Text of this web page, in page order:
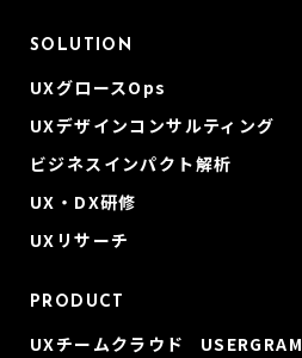
SOLUTION
UXグロースOps
UXデザインコンサルティング
ビジネスインパクト解析
UX・DX研修
UXリサーチ
PRODUCT
UXチームクラウド USERGRAM